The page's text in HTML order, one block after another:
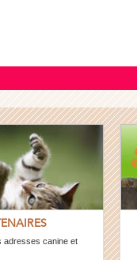
adresses canine et